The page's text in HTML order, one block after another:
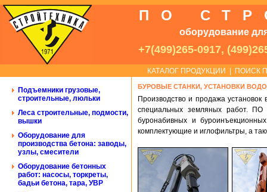
ПО
оборудование
+7(499)265-0917,
КАТАЛОГ ПРОДУКЦИИ ПОИСК
Подъемники грузовые,
строительные, люльки
Леса строительные, подмости,
вышки
Оборудование для
производства бетона: заводы,
узлы, смесители
Оборудование бетонных
работ: насосы, торкреты,
бадьи бетона, тара, УВР
БУРОВЫЕ СТАНКИ, УСТАНОВКИ
Производство и продажа
специальных земляных работ. ПО
буронабивных и
комплектующие и иглофильтры, а